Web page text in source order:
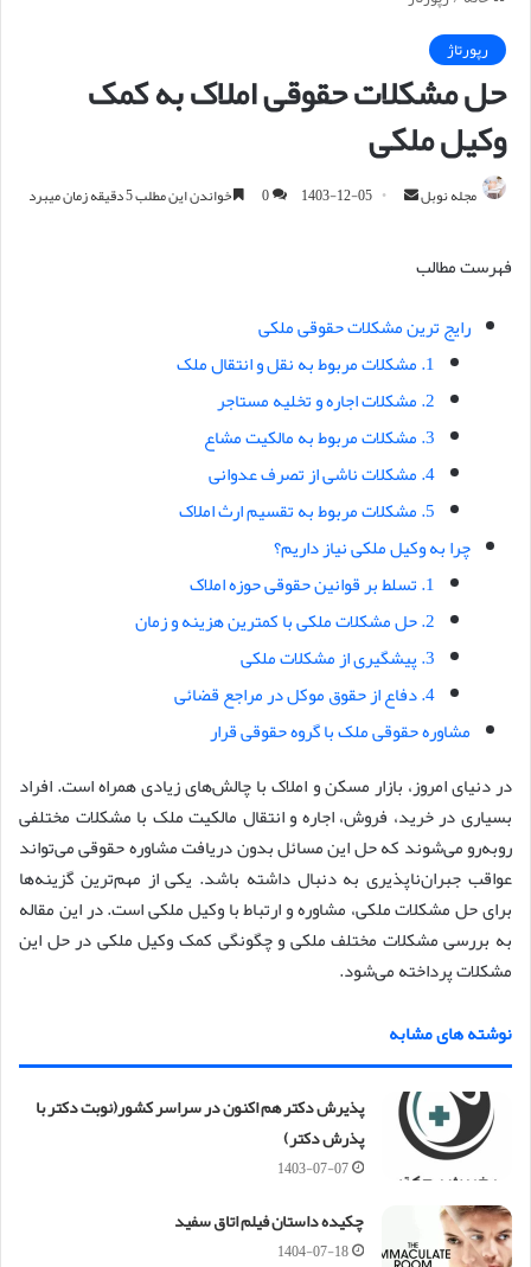
رپورتاژ
حل مشکلات حقوقی املاک به کمک
وکیل ملکی
مجله نوبل
ا
ی
م
ل
1403-12-05
0 خواندن این مطلب 5 دقیقه زمان میبرد
فهرست مطالب
رایج ترین مشکلات حقوقی ملکی
1. مشکلات مربوط به نقل و انتقال ملک
2. مشکلات اجاره و تخلیه مستاجر
3. مشکلات مربوط به مالکیت مشاع
4. مشکلات ناشی از تصرف عدوانی
5. مشکلات مربوط به تقسیم ارث املاک
چرا به وکیل ملکی نیاز داریم؟
1. تسلط بر قوانین حقوقی حوزه املاک
2. حل مشکلات ملکی با کمترین هزینه و زمان
3. پیشگیری از مشکلات ملکی
4. دفاع از حقوق موکل در مراجع قضائی
مشاوره حقوقی ملک با گروه حقوقی قرار
در دنیای امروز، بازار مسکن و املاک با چالش‌های زیادی همراه است. افراد
بسیاری در خرید، فروش، اجاره و انتقال مالکیت ملک با مشکلات مختلفی
روبه‌رو می‌شوند که حل این مسائل بدون دریافت مشاوره حقوقی می‌تواند
عواقب جبران‌ناپذیری به دنبال داشته باشد. یکی از مهم‌ترین گزینه‌ها
برای حل مشکلات ملکی، مشاوره و ارتباط با وکیل ملکی است. در این مقاله
به بررسی مشکلات مختلف ملکی و چگونگی کمک وکیل ملکی در حل این
مشکلات پرداخته می‌شود.
نوشته های مشابه
پذیرش دکتر هم اکنون در سراسر کشور(نوبت دکتر با
پذرش دکتر)
1403-07-07
چکیده داستان فیلم اتاق سفید
1404-07-18